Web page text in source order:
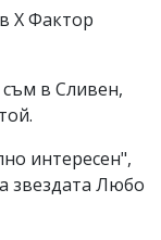
Х Фактор
в Сливен,
интересен",
звездата Любо